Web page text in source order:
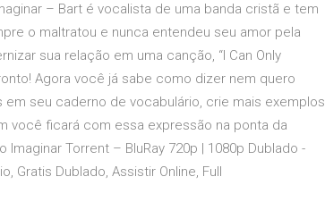
– Bart é vocalista de uma banda cristã e tem
o maltratou e nunca entendeu seu amor pela
sua relação em uma canção, “I Can Only
Agora você já sabe como dizer nem quero
seu caderno de vocabulário, crie mais exemplos
você ficará com essa expressão na ponta da
Torrent – BluRay 720p | 1080p Dublado -
Gratis Dublado, Assistir Online, Full